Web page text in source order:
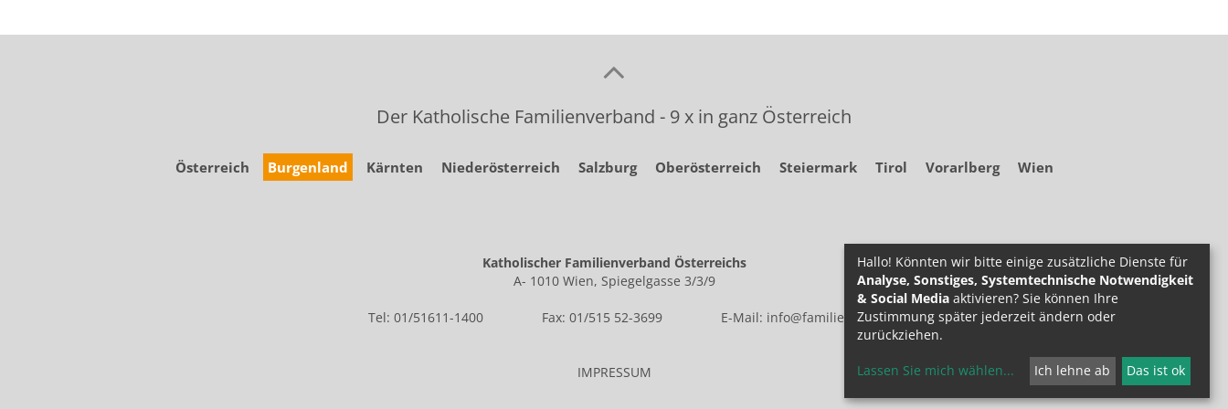
Der Katholische Familienverband - 9 x in ganz Österreich
Österreich Burgenland Kärnten Niederösterreich Salzburg Oberösterreich Steiermark Tirol Vorarlberg Wien
Katholischer Familienverband Österreichs
A- 1010 Wien, Spiegelgasse 3/3/9
Tel: 01/51611-1400 Fax: 01/515 52-3699 E-Mail: info@familie.at
IMPRESSUM
Hallo! Könnten wir bitte einige zusätzliche Dienste für
Analyse, Sonstiges, Systemtechnische Notwendigkeit
& Social Media aktivieren? Sie können Ihre
Zustimmung später jederzeit ändern oder
zurückziehen.
Lassen Sie mich wählen... Ich lehne ab Das ist ok